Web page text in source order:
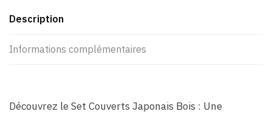
Description
Informations complémentaires
Découvrez le Set Couverts Japonais Bois : Une